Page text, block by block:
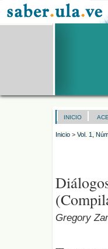
INICIO
Inicio > Vol. 1,
Gregory